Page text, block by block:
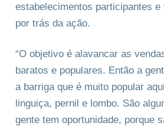
estabelecimentos participantes
por trás da ação.
“O objetivo é alavancar as
baratos e populares. Então a
a barriga que é muito popular
linguiça, pernil e lombo. São
gente tem oportunidade, porque